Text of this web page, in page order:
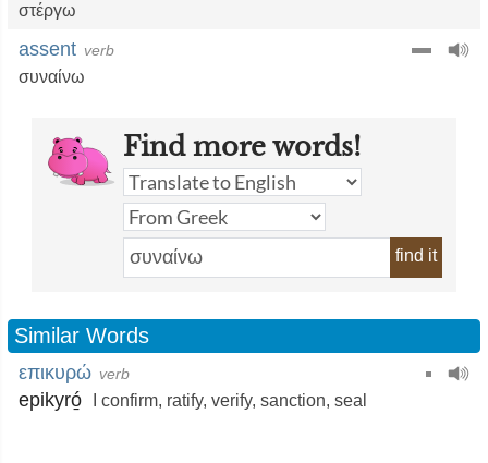
στέργω
assent verb
συναίνω
Find more words!
find it
Similar Words
επικυρώ verb
epikyró̱ I confirm, ratify, verify, sanction, seal